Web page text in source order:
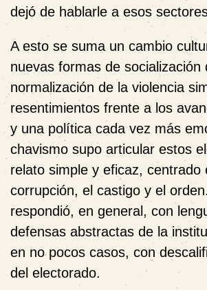
dejó de hablarle a esos
A esto se suma un cambio
nuevas formas de socialización
normalización de la violencia
resentimientos frente a los
y una política cada vez más
chavismo supo articular estos
relato simple y eficaz, centrado
corrupción, el castigo y el
respondió, en general, con
defensas abstractas de la
en no pocos casos, con
del electorado.